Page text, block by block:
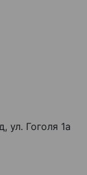
ул. Гоголя 1а